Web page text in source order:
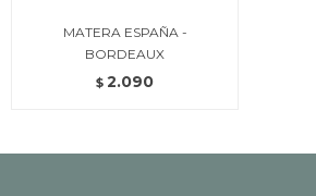
MATERA ESPAÑA -
BORDEAUX
$ 2.090